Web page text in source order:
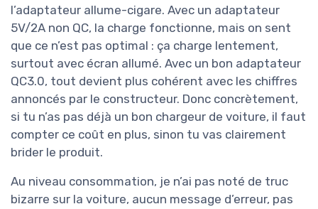
l’adaptateur allume-cigare. Avec un adaptateur
5V/2A non QC, la charge fonctionne, mais on sent
que ce n’est pas optimal : ça charge lentement,
surtout avec écran allumé. Avec un bon adaptateur
QC3.0, tout devient plus cohérent avec les chiffres
annoncés par le constructeur. Donc concrètement,
si tu n’as pas déjà un bon chargeur de voiture, il faut
compter ce coût en plus, sinon tu vas clairement
brider le produit.
Au niveau consommation, je n’ai pas noté de truc
bizarre sur la voiture, aucun message d’erreur, pas